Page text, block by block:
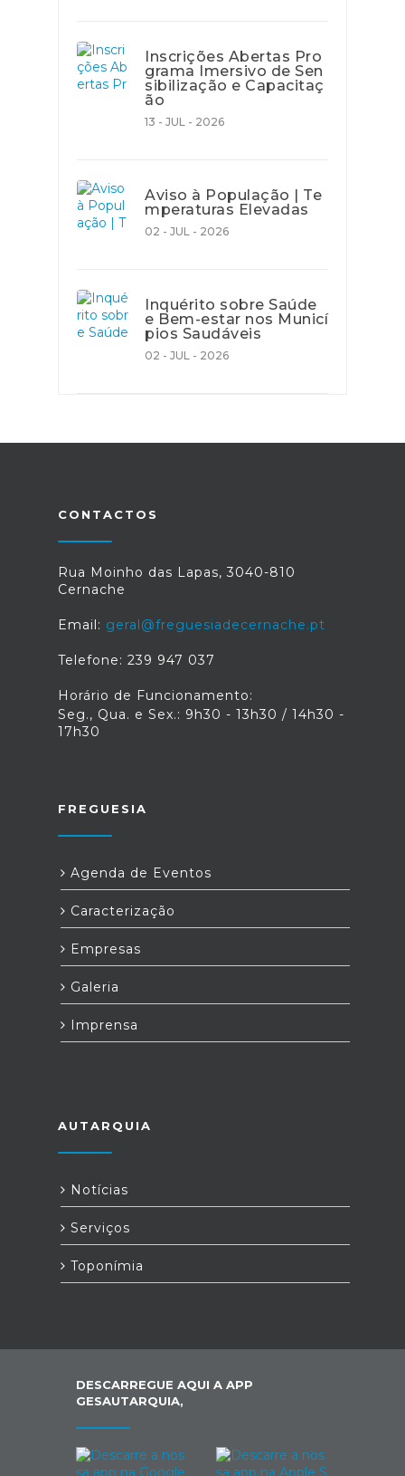
Inscrições Abertas Pro
grama Imersivo de Sen
sibilização e Capacitaç
ão
13 - JUL - 2026
Aviso à População | Te
mperaturas Elevadas
02 - JUL - 2026
Inquérito sobre Saúde
e Bem-estar nos Municí
pios Saudáveis
02 - JUL - 2026
CONTACTOS
Rua Moinho das Lapas, 3040-810
Cernache
Email: geral@freguesiadecernache.pt
Telefone: 239 947 037
Horário de Funcionamento:
Seg., Qua. e Sex.: 9h30 - 13h30 / 14h30 -
17h30
FREGUESIA
Agenda de Eventos
Caracterização
Empresas
Galeria
Imprensa
AUTARQUIA
Notícias
Serviços
Toponímia
DESCARREGUE AQUI A APP
GESAUTARQUIA,